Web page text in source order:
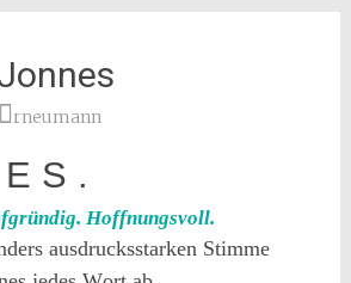
rneumann
S .
Hoffnungsvoll.
ausdrucksstarken Stimme